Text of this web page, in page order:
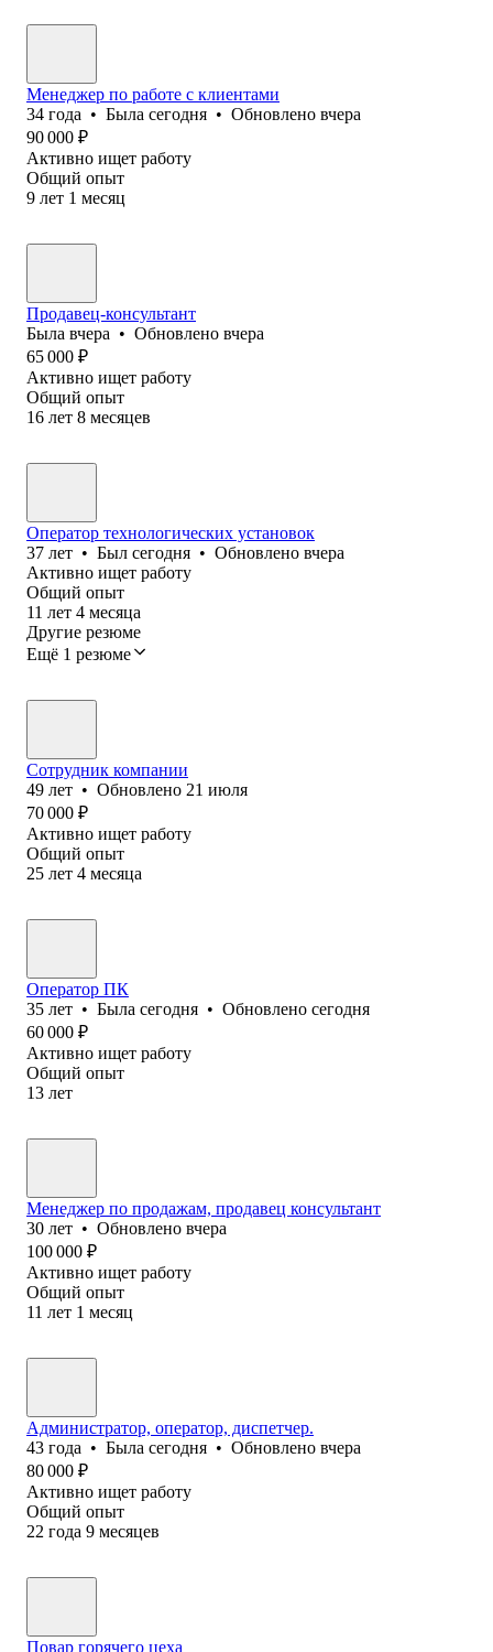
Менеджер по работе с клиентами
34 года • Была сегодня • Обновлено вчера
90 000 ₽
Активно ищет работу
Общий опыт
9 лет 1 месяц
Продавец-консультант
Была вчера • Обновлено вчера
65 000 ₽
Активно ищет работу
Общий опыт
16 лет 8 месяцев
Оператор технологических установок
37 лет • Был сегодня • Обновлено вчера
Активно ищет работу
Общий опыт
11 лет 4 месяца
Другие резюме
Ещё 1 резюме
Сотрудник компании
49 лет • Обновлено 21 июля
70 000 ₽
Активно ищет работу
Общий опыт
25 лет 4 месяца
Оператор ПК
35 лет • Была сегодня • Обновлено сегодня
60 000 ₽
Активно ищет работу
Общий опыт
13 лет
Менеджер по продажам, продавец консультант
30 лет • Обновлено вчера
100 000 ₽
Активно ищет работу
Общий опыт
11 лет 1 месяц
Администратор, оператор, диспетчер.
43 года • Была сегодня • Обновлено вчера
80 000 ₽
Активно ищет работу
Общий опыт
22 года 9 месяцев
Повар горячего цеха